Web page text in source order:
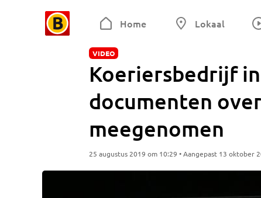
Home Lokaal
VIDEO
Koeriersbedrijf
documenten
meegenomen
25 augustus 2019 om 10:29 • Aangepast 13 oktober